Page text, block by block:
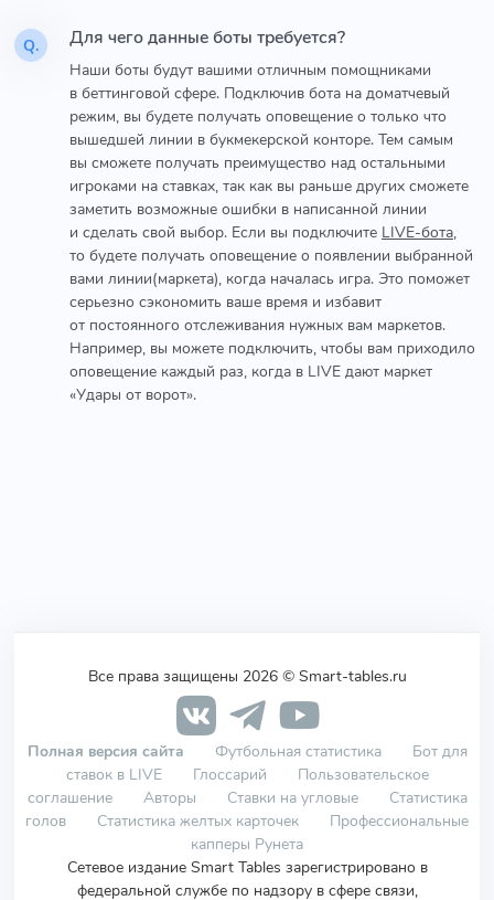
Q. Для чего данные боты требуется?
Наши боты будут вашими отличным помощниками
в беттинговой сфере. Подключив бота на доматчевый
режим, вы будете получать оповещение о только что
вышедшей линии в букмекерской конторе. Тем самым
вы сможете получать преимущество над остальными
игроками на ставках, так как вы раньше других сможете
заметить возможные ошибки в написанной линии
и сделать свой выбор. Если вы подключите LIVE-бота,
то будете получать оповещение о появлении выбранной
вами линии(маркета), когда началась игра. Это поможет
серьезно сэкономить ваше время и избавит
от постоянного отслеживания нужных вам маркетов.
Например, вы можете подключить, чтобы вам приходило
оповещение каждый раз, когда в LIVE дают маркет
«Удары от ворот».
Все права защищены 2026 © Smart-tables.ru
Полная версия сайта Футбольная статистика
Бот для
ставок в LIVE
Глоссарий
Пользовательское
соглашение
Авторы Ставки на угловые
Статистика
голов
Статистика желтых карточек
Профессиональные
капперы Рунета
Сетевое издание Smart Tables зарегистрировано в
федеральной службе по надзору в сфере связи,